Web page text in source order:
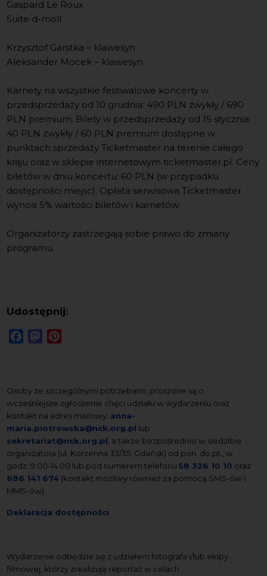
Gaspard Le Roux
Suite d-moll
Krzysztof Garstka – klawesyn
Aleksander Mocek – klawesyn
Karnety na wszystkie festiwalowe koncerty w
przedsprzedaży od 10 grudnia: 490 PLN zwykły / 690
PLN premium. Bilety w przedsprzedaży od 15 stycznia:
40 PLN zwykły / 60 PLN premium dostępne w
punktach sprzedaży Ticketmaster na terenie całego
kraju oraz w sklepie internetowym ticketmaster.pl. Ceny
biletów w dniu koncertu: 60 PLN (w przypadku
dostępności miejsc). Opłata serwisowa Ticketmaster
wynosi 5% wartości biletów i karnetów.
Organizatorzy zastrzegają sobie prawo do zmiany
programu.
Udostępnij:
FacebookMastodon
Osoby ze szczególnymi potrzebami, proszone są o
wcześniejsze zgłoszenie chęci udziału w wydarzeniu oraz
kontakt na adres mailowy: anna-
maria.piotrowska@nck.org.pl lub
sekretariat@nck.org.pl , a także bezpośrednio w siedzibie
organizatora (ul. Korzenna 33/35, Gdańsk) od pon. do pt., w
godz. 9:00-14:00 lub pod numerem telefonu58 326 10 10 oraz
696 141 674 (kontakt możliwy również za pomocą SMS-ów i
MMS-ów).
Deklaracja dostępności
Wydarzenie odbędzie się z udziałem fotografa i/lub ekipy
filmowej, którzy zrealizują reportaż w celach